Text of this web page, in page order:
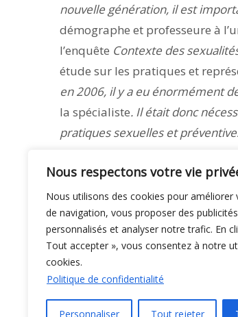
Nous respectons votre vie
Nous utilisons des cookies pour améliorer
de navigation, vous proposer des
personnalisés et analyser notre trafic. En
Tout accepter », vous consentez à notre
cookies.
Politique de confidentialité
Personnaliser Tout rejeter
nouvelle génération, il est
démographe et professeure à
l’enquête Contexte des
étude sur les pratiques et
en 2006, il y a eu énormément
la spécialiste. Il était donc
pratiques sexuelles et
Un premier rapport
© C i E M